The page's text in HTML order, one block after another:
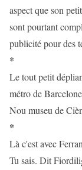
aspect que son
sont pourtant
publicité pour des
*
Le tout petit
métro de
Nou museu de
*
Là c'est avec
Tu sais. Dit